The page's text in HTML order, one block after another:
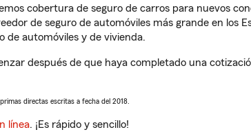
cobertura de seguro de carros para nuevos
de seguro de automóviles más grande en los
de automóviles y de vivienda.
después de que haya completado una
directas escritas a fecha del 2018.
línea. ¡Es rápido y sencillo!